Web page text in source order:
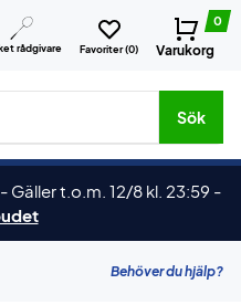
rådgivare Favoriter (0)
0
Varukorg
osv.
Sök
- Gäller t.o.m. 12/8 kl. 23:59 -
Behöver du hjälp?